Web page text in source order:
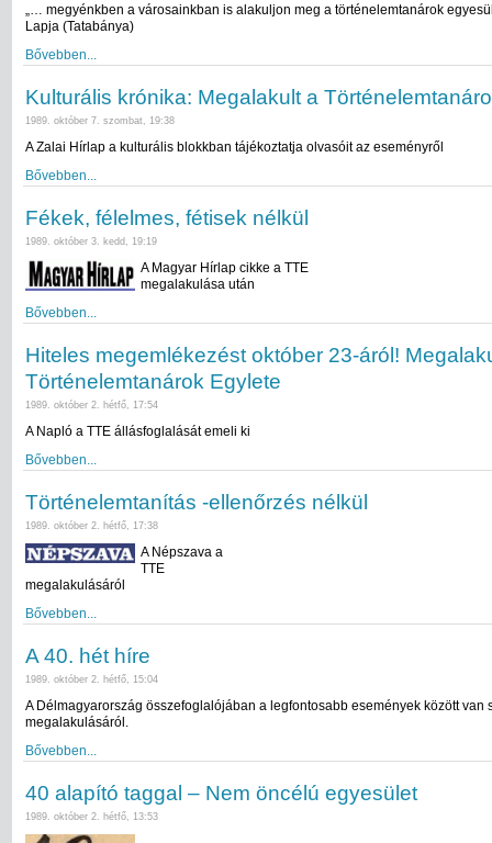
„… megyénkben a városainkban is alakuljon meg a történelemtanárok
Lapja (Tatabánya)
Bővebben...
Kulturális krónika: Megalakult a
1989. október 7. szombat, 19:38
A Zalai Hírlap a kulturális blokkban tájékoztatja olvasóit az eseményről
Bővebben...
Fékek, félelmes, fétisek nélkül
1989. október 3. kedd, 19:19
A Magyar Hírlap cikke a TTE
megalakulása után
Bővebben...
Hiteles megemlékezést október 23-áról!
Történelemtanárok Egylete
1989. október 2. hétfő, 17:54
A Napló a TTE állásfoglalását emeli ki
Bővebben...
Történelemtanítás -ellenőrzés nélkül
1989. október 2. hétfő, 17:38
A Népszava a
TTE
megalakulásáról
Bővebben...
A 40. hét híre
1989. október 2. hétfő, 15:04
A Délmagyarország összefoglalójában a legfontosabb események között van
megalakulásáról.
Bővebben...
40 alapító taggal – Nem öncélú egyesület
1989. október 2. hétfő, 13:53